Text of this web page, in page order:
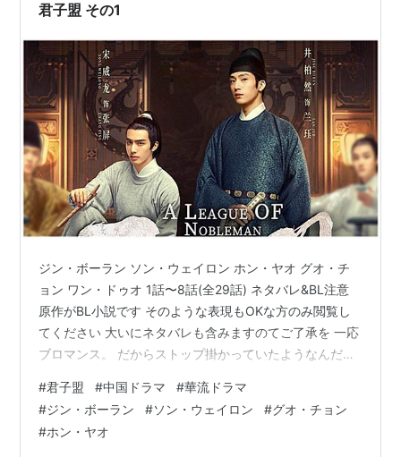
君子盟 その1
ジン・ボーラン ソン・ウェイロン ホン・ヤオ グオ・チ
ョン ワン・ドゥオ 1話〜8話(全29話) ネタバレ&BL注意
原作がBL小説です そのような表現もOKな方のみ閲覧し
てください 大いにネタバレも含みますのてご了承を 一応
ブロマンス。 だからストップ掛かっていたようなんだけ
かりだから？と言う感じ。 もしくはそのように編集し直
したのかもしれないけど、少なくともここまではブロマ
ンス目当てで見たら失望するかも。 私はそこ目当てでは
#君子盟 #中国ドラマ #華流ドラマ
#ジン・ボーラン #ソン・ウェイロン #グオ・チョン
#ホン・ヤオ